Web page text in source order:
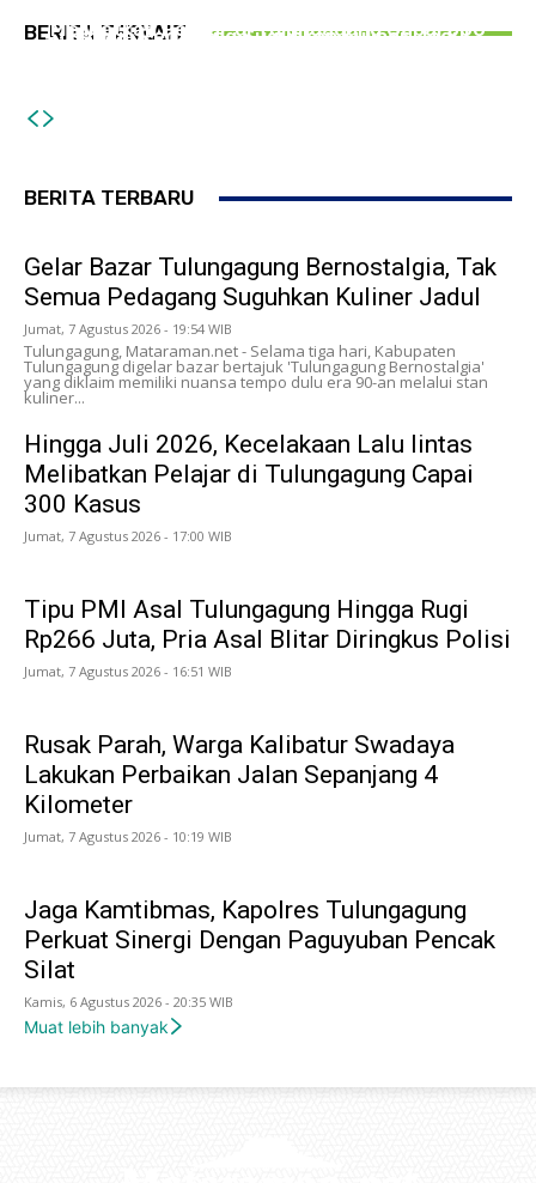
BERITA TERKAIT
Semua Pedagang Suguhkan Kuliner Jadul
Melibatkan Pelajar di Tulungagung Capai 300
Tipu PMI Asal Tulungagung Hingga Rugi Rp266
BERITA TERBARU
Gelar Bazar Tulungagung Bernostalgia, Tak
Semua Pedagang Suguhkan Kuliner Jadul
Jumat, 7 Agustus 2026 - 19:54 WIB
Tulungagung, Mataraman.net - Selama tiga hari, Kabupaten
Tulungagung digelar bazar bertajuk 'Tulungagung Bernostalgia'
yang diklaim memiliki nuansa tempo dulu era 90-an melalui stan
kuliner...
Hingga Juli 2026, Kecelakaan Lalu lintas
Melibatkan Pelajar di Tulungagung Capai
300 Kasus
Jumat, 7 Agustus 2026 - 17:00 WIB
Tipu PMI Asal Tulungagung Hingga Rugi
Rp266 Juta, Pria Asal Blitar Diringkus Polisi
Jumat, 7 Agustus 2026 - 16:51 WIB
Rusak Parah, Warga Kalibatur Swadaya
Lakukan Perbaikan Jalan Sepanjang 4
Kilometer
Jumat, 7 Agustus 2026 - 10:19 WIB
Jaga Kamtibmas, Kapolres Tulungagung
Perkuat Sinergi Dengan Paguyuban Pencak
Silat
Kamis, 6 Agustus 2026 - 20:35 WIB
Muat lebih banyak